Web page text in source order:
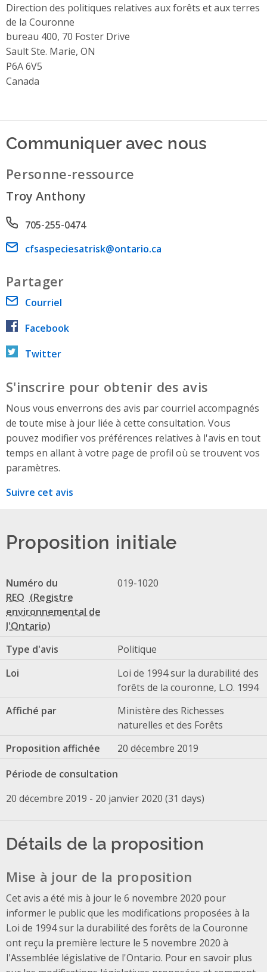
Direction des politiques relatives aux forêts et aux terres
de la Couronne
Address
bureau 400, 70 Foster Drive
Sault Ste. Marie, ON
P6A 6V5
Canada
Communiquer avec nous
Personne-ressource
Troy Anthony
Phone number
705-255-0474
Email address
cfsaspeciesatrisk@ontario.ca
Partager
Courriel
Facebook
Twitter
S'inscrire pour obtenir des avis
Nous vous enverrons des avis par courriel accompagnés
de toute mise à jour liée à cette consultation. Vous
pouvez modifier vos préférences relatives à l'avis en tout
temps en allant à votre page de profil où se trouvent vos
paramètres.
Suivre cet avis
Proposition initiale
Numéro du
REO
019-1020
Type d'avis
Politique
Loi
Loi de 1994 sur la durabilité des
forêts de la couronne, L.O. 1994
Affiché par
Ministère des Richesses
naturelles et des Forêts
Proposition affichée
20 décembre 2019
Période de consultation
20 décembre 2019 - 20 janvier 2020 (31 days)
Détails de la proposition
Mise à jour de la proposition
Cet avis a été mis à jour le 6 novembre 2020 pour
informer le public que les modifications proposées à la
Loi de 1994 sur la durabilité des forêts de la Couronne
ont reçu la première lecture le 5 novembre 2020 à
l'Assemblée législative de l'Ontario. Pour en savoir plus